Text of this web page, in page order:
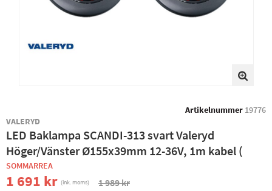
Artikelnummer 19776
VALERYD
LED Baklampa SCANDI-313 svart Valeryd
Höger/Vänster Ø155x39mm 12-36V, 1m kabel (
SOMMARREA
1 691 kr (ink. moms) 1 989 kr